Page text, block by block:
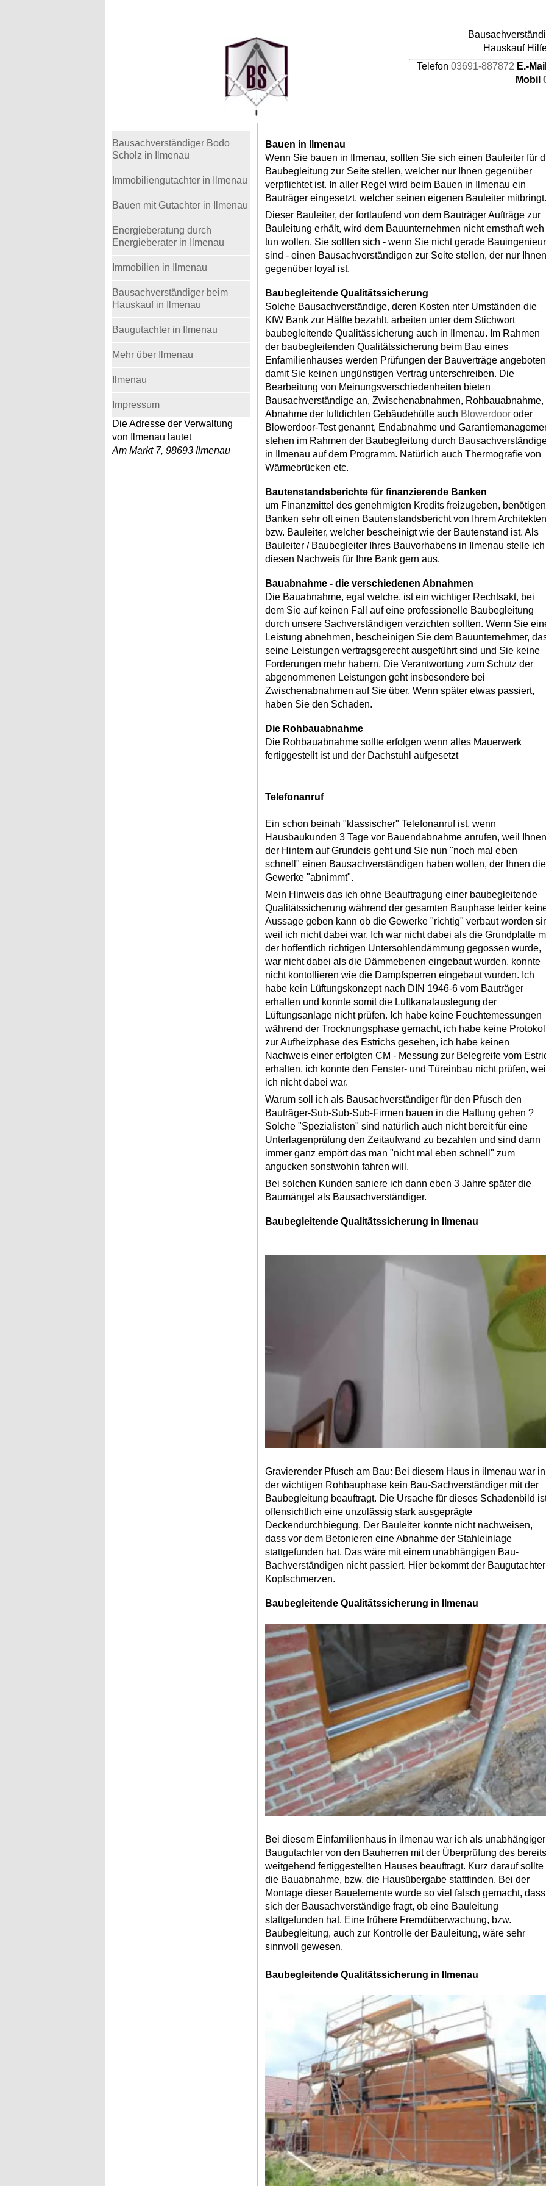
Hauskauf
Telefon 03691-887872 E.-
Mobil
Bauen in Ilmenau
Wenn Sie bauen in Ilmenau, sollten Sie sich einen Bauleiter für
Baubegleitung zur Seite stellen, welcher nur Ihnen gegenüber
verpflichtet ist. In aller Regel wird beim Bauen in Ilmenau ein
Bauträger eingesetzt, welcher seinen eigenen Bauleiter mitbringt.
Dieser Bauleiter, der fortlaufend von dem Bauträger Aufträge zur
Bauleitung erhält, wird dem Bauunternehmen nicht ernsthaft weh
tun wollen. Sie sollten sich - wenn Sie nicht gerade Bauingenieur
sind - einen Bausachverständigen zur Seite stellen, der nur Ihnen
gegenüber loyal ist.
Baubegleitende Qualitätssicherung
Solche Bausachverständige, deren Kosten nter Umständen die
KfW Bank zur Hälfte bezahlt, arbeiten unter dem Stichwort
baubegleitende Qualitässicherung auch in Ilmenau. Im Rahmen
der baubegleitenden Qualitätssicherung beim Bau eines
Enfamilienhauses werden Prüfungen der Bauverträge
damit Sie keinen ungünstigen Vertrag unterschreiben. Die
Bearbeitung von Meinungsverschiedenheiten bieten
Bausachverständige an, Zwischenabnahmen, Rohbauabnahme,
Abnahme der luftdichten Gebäudehülle auch Blowerdoor oder
Blowerdoor-Test genannt, Endabnahme und
stehen im Rahmen der Baubegleitung durch
in Ilmenau auf dem Programm. Natürlich auch Thermografie von
Wärmebrücken etc.
Bautenstandsberichte für finanzierende Banken
um Finanzmittel des genehmigten Kredits freizugeben, benötigen
Banken sehr oft einen Bautenstandsbericht von Ihrem Architekten
bzw. Bauleiter, welcher bescheinigt wie der Bautenstand ist. Als
Bauleiter / Baubegleiter Ihres Bauvorhabens in Ilmenau stelle ich
diesen Nachweis für Ihre Bank gern aus.
Bauabnahme - die verschiedenen Abnahmen
Die Bauabnahme, egal welche, ist ein wichtiger Rechtsakt, bei
dem Sie auf keinen Fall auf eine professionelle Baubegleitung
durch unsere Sachverständigen verzichten sollten. Wenn Sie
Leistung abnehmen, bescheinigen Sie dem Bauunternehmer,
seine Leistungen vertragsgerecht ausgeführt sind und Sie keine
Forderungen mehr habern. Die Verantwortung zum Schutz der
abgenommenen Leistungen geht insbesondere bei
Zwischenabnahmen auf Sie über. Wenn später etwas passiert,
haben Sie den Schaden.
Die Rohbauabnahme
Die Rohbauabnahme sollte erfolgen wenn alles Mauerwerk
fertiggestellt ist und der Dachstuhl aufgesetzt
Telefonanruf
Ein schon beinah "klassischer" Telefonanruf ist, wenn
Hausbaukunden 3 Tage vor Bauendabnahme anrufen, weil Ihnen
der Hintern auf Grundeis geht und Sie nun "noch mal eben
schnell" einen Bausachverständigen haben wollen, der Ihnen die
Gewerke "abnimmt".
Mein Hinweis das ich ohne Beauftragung einer baubegleitende
Qualitätssicherung während der gesamten Bauphase leider
Aussage geben kann ob die Gewerke "richtig" verbaut worden
weil ich nicht dabei war. Ich war nicht dabei als die Grundplatte
der hoffentlich richtigen Untersohlendämmung gegossen wurde,
war nicht dabei als die Dämmebenen eingebaut wurden, konnte
nicht kontollieren wie die Dampfsperren eingebaut wurden. Ich
habe kein Lüftungskonzept nach DIN 1946-6 vom Bauträger
erhalten und konnte somit die Luftkanalauslegung der
Lüftungsanlage nicht prüfen. Ich habe keine Feuchtemessungen
während der Trocknungsphase gemacht, ich habe keine
zur Aufheizphase des Estrichs gesehen, ich habe keinen
Nachweis einer erfolgten CM - Messung zur Belegreife vom
erhalten, ich konnte den Fenster- und Türeinbau nicht prüfen,
ich nicht dabei war.
Warum soll ich als Bausachverständiger für den Pfusch den
Bauträger-Sub-Sub-Sub-Firmen bauen in die Haftung gehen ?
Solche "Spezialisten" sind natürlich auch nicht bereit für eine
Unterlagenprüfung den Zeitaufwand zu bezahlen und sind dann
immer ganz empört das man "nicht mal eben schnell" zum
angucken sonstwohin fahren will.
Bei solchen Kunden saniere ich dann eben 3 Jahre später die
Baumängel als Bausachverständiger.
Baubegleitende Qualitätssicherung in Ilmenau
Gravierender Pfusch am Bau: Bei diesem Haus in ilmenau war in
der wichtigen Rohbauphase kein Bau-Sachverständiger mit der
Baubegleitung beauftragt. Die Ursache für dieses Schadenbild
offensichtlich eine unzulässig stark ausgeprägte
Deckendurchbiegung. Der Bauleiter konnte nicht nachweisen,
dass vor dem Betonieren eine Abnahme der Stahleinlage
stattgefunden hat. Das wäre mit einem unabhängigen Bau-
Bachverständigen nicht passiert. Hier bekommt der Baugutachter
Kopfschmerzen.
Baubegleitende Qualitätssicherung in Ilmenau
Bei diesem Einfamilienhaus in ilmenau war ich als unabhängiger
Baugutachter von den Bauherren mit der Überprüfung des bereits
weitgehend fertiggestellten Hauses beauftragt. Kurz darauf sollte
die Bauabnahme, bzw. die Hausübergabe stattfinden. Bei der
Montage dieser Bauelemente wurde so viel falsch gemacht, dass
sich der Bausachverständige fragt, ob eine Bauleitung
stattgefunden hat. Eine frühere Fremdüberwachung, bzw.
Baubegleitung, auch zur Kontrolle der Bauleitung, wäre sehr
sinnvoll gewesen.
Baubegleitende Qualitätssicherung in Ilmenau
Bausachverständiger Bodo
Scholz in Ilmenau
Immobiliengutachter in Ilmenau
Bauen mit Gutachter in Ilmenau
Energieberatung durch
Energieberater in Ilmenau
Immobilien in Ilmenau
Bausachverständiger beim
Hauskauf in Ilmenau
Baugutachter in Ilmenau
Mehr über Ilmenau
Ilmenau
Impressum
Die Adresse der Verwaltung
von Ilmenau lautet
Am Markt 7, 98693 Ilmenau